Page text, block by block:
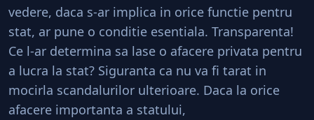
vedere, daca s-ar implica in orice functie pentru
stat, ar pune o conditie esentiala. Transparenta!
Ce l-ar determina sa lase o afacere privata pentru
a lucra la stat? Siguranta ca nu va fi tarat in
mocirla scandalurilor ulterioare. Daca la orice
afacere importanta a statului,